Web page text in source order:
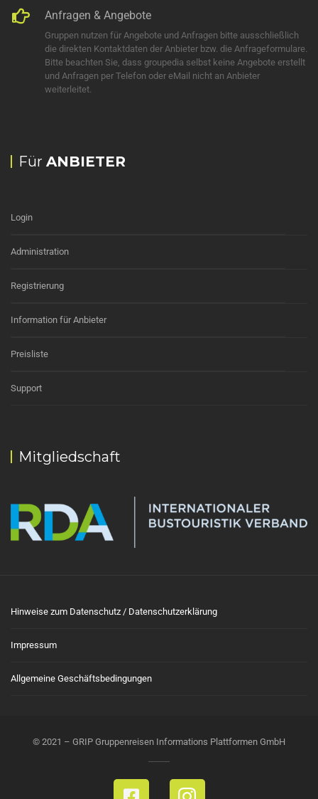
Anfragen & Angebote
Gruppen nutzen für Angebote und Anfragen bitte ausschließlich
die direkten Kontaktdaten der Anbieter bzw. die Anfrageformulare.
Bitte beachten Sie, dass groupedia selbst keine Angebote erstellt
und Anfragen per Telefon oder eMail nicht an Anbieter
weiterleitet.
Für ANBIETER
Login
Administration
Registrierung
Information für Anbieter
Preisliste
Support
Mitgliedschaft
Hinweise zum Datenschutz / Datenschutzerklärung
Impressum
Allgemeine Geschäftsbedingungen
© 2021 – GRIP Gruppenreisen Informations Plattformen GmbH